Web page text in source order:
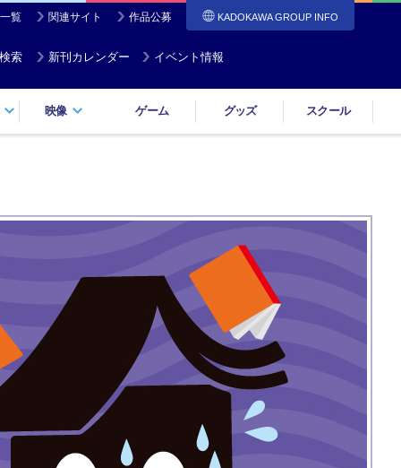
覧 関連サイト 作品公募 KADOKAWA GROUP INFO
索 新刊カレンダー イベント情報
映像 ゲーム グッズ スクール